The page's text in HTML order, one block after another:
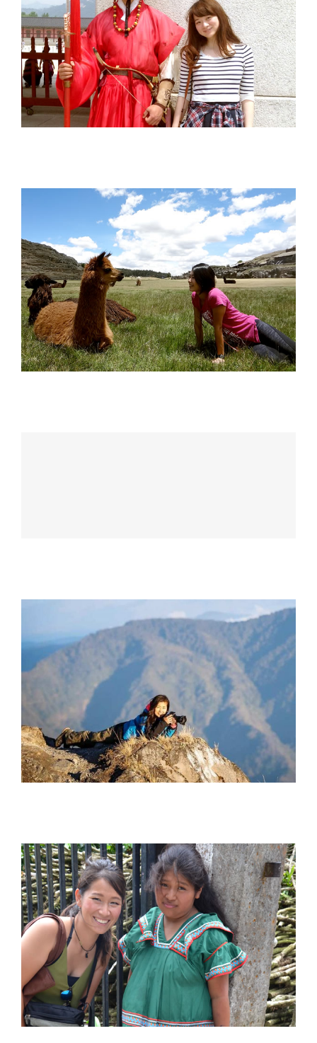
田口 宗子 Soko Taguchi
吉田 安津美 Azumi Yoshida
鈴木 由美恵 Yumie Suzuki
田中小百合 Sayuri Tanaka